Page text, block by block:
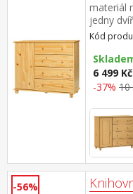
materiál
jedny
zásuvky
33,5 cm
Kód
6 499 Kč
-37%
-56%